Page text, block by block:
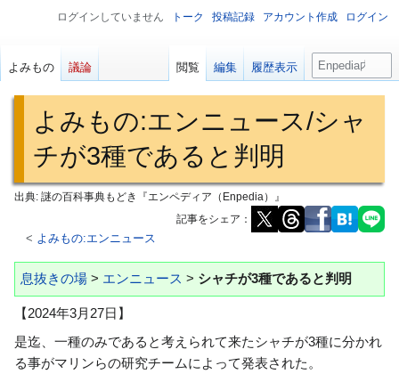
よみもの:エンニュース/シャ
チが3種であると判明
出典: 謎の百科事典もどき『エンペディア（Enpedia）』
記事をシェア：
< よみもの:エンニュース
ナ
ビ
ゲ
ー
シ
検
索
に
移
動
息抜きの場 > エンニュース > シャチが3種であると判明
【2024年3月27日】
是迄、一種のみであると考えられて来たシャチが3種に分かれ
る事がマリンらの研究チームによって発表された。
ログインしていません トーク 投稿記録 アカウント作成 ログイン
よみもの 議論 閲覧 編集 履歴表示
検
索